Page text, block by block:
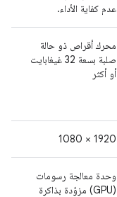
عدم كفاية الأداء.
محرك أقراص ذو حالة
صلبة بسعة 32 غيغابايت
أو أكثر
1920 × 1080
وحدة معالجة رسومات
(GPU) مزوّدة بذاكرة